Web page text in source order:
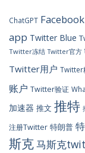
ChatGPT Facebook
app Twitter Blue
Twitter冻结 Twitter官方
Twitter用户 Twitter
账户 Twitter验证
加速器 推文 推特
注册Twitter 特朗普
斯克马斯克